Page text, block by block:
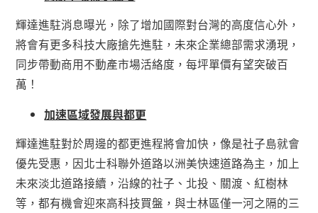
輝達進駐消息曝光，除了增加國際對台灣的高度信心外，
將會有更多科技大廠搶先進駐，未來企業總部需求湧現，
同步帶動商用不動產市場活絡度，每坪單價有望突破百
萬！
加速區域發展與都更
輝達進駐對於周邊的都更進程將會加快，像是社子島就會
優先受惠，因北士科聯外道路以洲美快速道路為主，加上
未來淡北道路接續，沿線的社子、北投、關渡、紅樹林
等，都有機會迎來高科技買盤，與士林區僅一河之隔的三